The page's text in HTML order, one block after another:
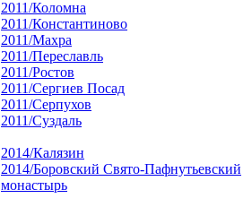
2011/Коломна
2011/Константиново
2011/Махра
2011/Переславль
2011/Ростов
2011/Сергиев Посад
2011/Серпухов
2011/Суздаль
2014/Калязин
2014/Боровский Свято-Пафнутьевский
монастырь